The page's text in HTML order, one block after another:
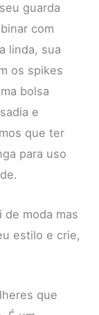
guarda
com
linda, sua
os spikes
bolsa
e
que ter
para uso
de moda mas
estilo e crie,
que